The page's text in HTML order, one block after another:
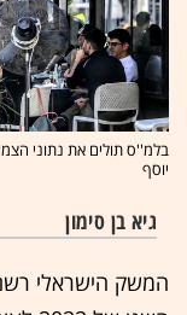
בלמ''ס תולים את נתוני
יוסף
גיא בן סימון